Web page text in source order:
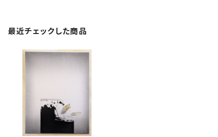
最近チェックした商品